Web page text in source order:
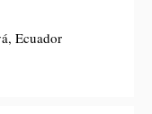
Ecuador